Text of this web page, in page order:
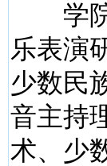
学院
乐表演
少数民
音主持
术、少